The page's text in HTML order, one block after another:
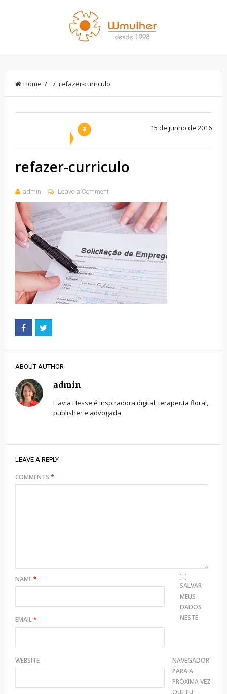
Home / / refazer-curriculo
15 de junho de 2016
refazer-curriculo
admin Leave a Comment
ABOUT AUTHOR
admin
Flavia Hesse é inspiradora digital, terapeuta floral,
publisher e advogada
LEAVE A REPLY
COMMENTS *
NAME*
EMAIL*
WEBSITE
SALVAR
MEUS
DADOS
NESTE
NAVEGADOR
PARA A
PRÓXIMA VEZ
QUE EU